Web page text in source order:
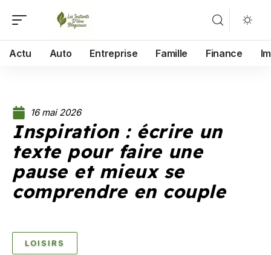
Actu Auto Entreprise Famille Finance
16 mai 2026
Inspiration : écrire un
texte pour faire une
pause et mieux se
comprendre en couple
LOISIRS